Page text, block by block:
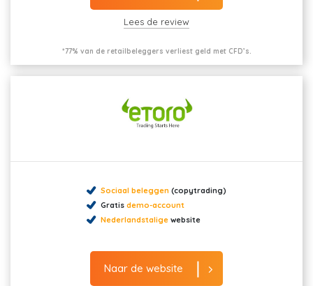
Lees de review
*77% van de retailbeleggers verliest geld met CFD’s.
Sociaal beleggen (copytrading)
Gratis demo-account
Nederlandstalige website
Naar de website